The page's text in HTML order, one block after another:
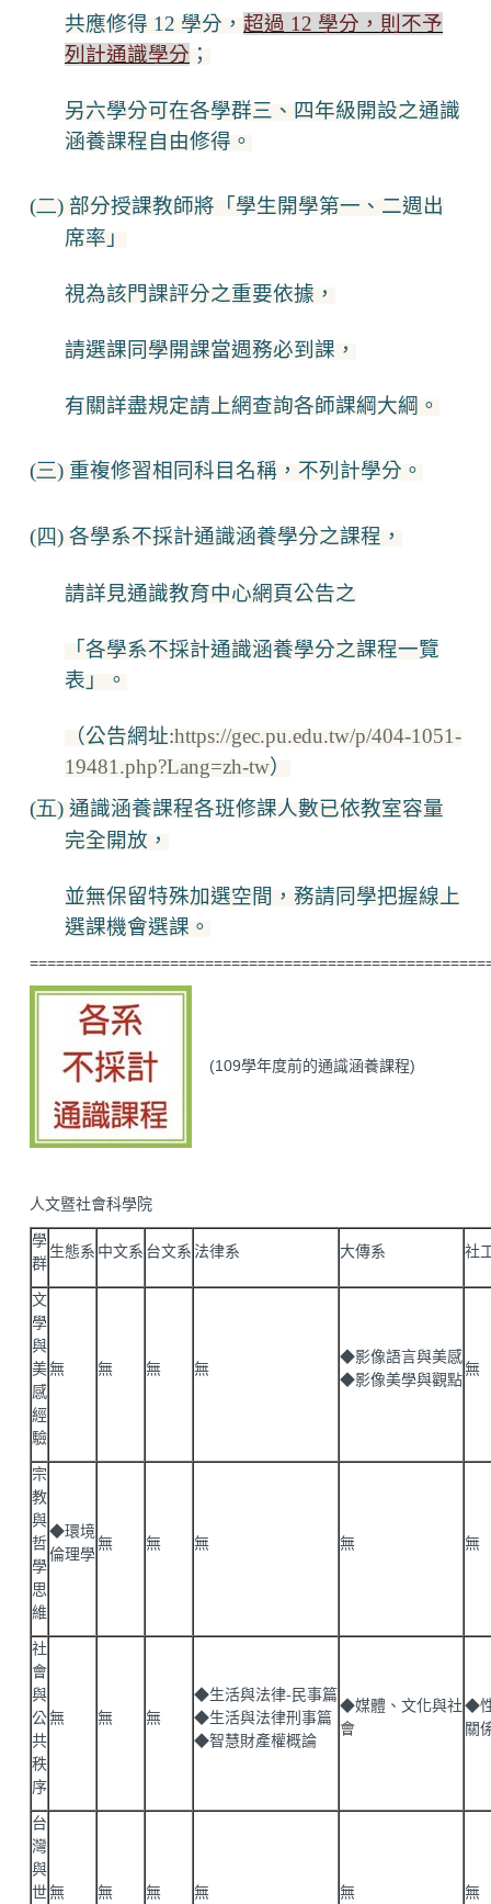
共應修得 12 學分， 超過 12 學分，則不予
列計通識學分 ；
另六學分可在各學群三、四年級開設之通識
涵養課程自由修得。
(二) 部分授課教師將「學生開學第一、二週出
席率」
視為該門課評分之重要依據，
請選課同學開課當週務必到課，
有關詳盡規定請上網查詢各師課綱大綱。
(三) 重複修習相同科目名稱，不列計學分。
(四) 各學系不採計通識涵養學分之課程，
請詳見通識教育中心網頁公告之
「各學系不採計通識涵養學分之課程一覽
表」。
（公告網址:https://gec.pu.edu.tw/p/404-1051-
19481.php?Lang=zh-tw）
(五) 通識涵養課程各班修課人數已依教室容量
完全開放，
並無保留特殊加選空間，務請同學把握線上
選課機會選課。
(109學年度前的通識涵養課程)
人文暨社會科學院
學
群
生態系 中文系 台文系 法律系 大傳系 社
文
學
與
美
感
經
驗
無 無 無 無
◆影像語言與美感
◆影像美學與觀點
無
宗
教
與
哲
學
思
維
◆環境
倫理學
無 無 無 無 無
社
會
與
公
共
秩
序
無 無 無
◆生活與法律-民事篇
◆生活與法律刑事篇
◆智慧財產權概論
◆媒體、文化與社
會
◆
關
台
灣
與
世無 無 無 無 無 無